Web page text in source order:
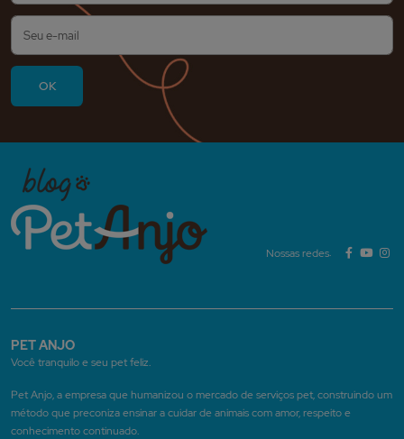
Nossas redes:
PET ANJO
Você tranquilo e seu pet feliz.
Pet Anjo, a empresa que humanizou o mercado de serviços pet, construindo um
método que preconiza ensinar a cuidar de animais com amor, respeito e
conhecimento continuado.